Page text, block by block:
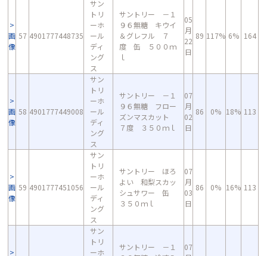
画
像
57 4901777448735
サン
トリ
ーホ
ール
ディ
ング
ス
サントリー －１
９６無糖 キウイ
＆グレフル ７
度 缶 ５００ｍ
ｌ
05
月
22
日
89 117% 6% 164
画
像
58 4901777449008
サン
トリ
ーホ
ール
ディ
ング
ス
サントリー －１
９６無糖 フロー
ズンマスカット
７度 ３５０ｍｌ
07
月
02
日
86 0% 18% 113
画
像
59 4901777451056
サン
トリ
ーホ
ール
ディ
ング
ス
サントリー ほろ
よい 和梨スカッ
シュサワー 缶
３５０ｍｌ
07
月
03
日
86 0% 16% 113
サン
トリ
ーホ
サントリー －１
07